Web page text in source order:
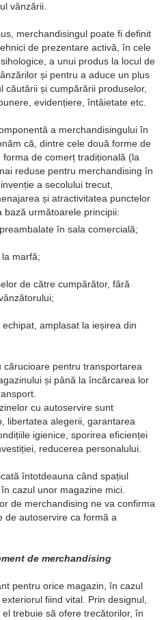
vânzării.
merchandisingul poate fi definit
de prezentare activă, în cele
a unui produs la locul de
și pentru a aduce un plus
căutării și cumpărării produselor,
evidențiere, întâietate etc.
a merchandisingului în
că, dintre cele două forme de
de comerț tradițională (la
reduse pentru merchandising în
a secolului trecut,
și atractivitatea punctelor
bază următoarele principii:
în sala comercială;
marfă;
de către cumpărător, fără
amplasat la ieșirea din
cărucioare pentru transportarea
și până la încărcarea lor
cu autoservire sunt
libertatea alegerii, garantarea
igienice, sporirea eficienței
reducerea personalului.
întotdeauna când spațiul
cazul unor magazine mici.
de merchandising ne va confirma
de autoservire ca formă a
de merchandising
pentru orice magazin, în cazul
fiind vital. Prin designul,
trebuie să ofere trecătorilor, în